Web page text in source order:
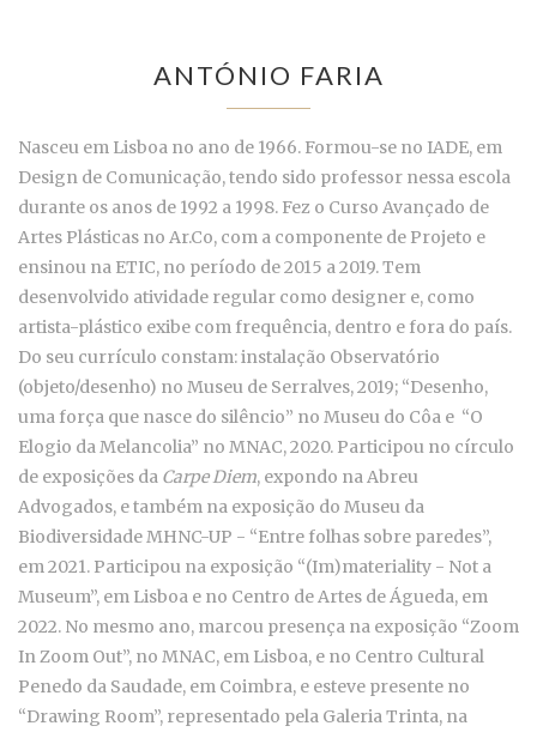
ANTÓNIO FARIA
Nasceu em Lisboa no ano de 1966. Formou-se no IADE, em
Design de Comunicação, tendo sido professor nessa escola
durante os anos de 1992 a 1998. Fez o Curso Avançado de
Artes Plásticas no Ar.Co, com a componente de Projeto e
ensinou na ETIC, no período de 2015 a 2019. Tem
desenvolvido atividade regular como designer e, como
artista-plástico exibe com frequência, dentro e fora do país.
Do seu currículo constam: instalação Observatório
(objeto/desenho) no Museu de Serralves, 2019; “Desenho,
uma força que nasce do silêncio” no Museu do Côa e “O
Elogio da Melancolia” no MNAC, 2020. Participou no círculo
de exposições da Carpe Diem, expondo na Abreu
Advogados, e também na exposição do Museu da
Biodiversidade MHNC-UP - “Entre folhas sobre paredes”,
em 2021. Participou na exposição “(Im)materiality - Not a
Museum”, em Lisboa e no Centro de Artes de Águeda, em
2022. No mesmo ano, marcou presença na exposição “Zoom
In Zoom Out”, no MNAC, em Lisboa, e no Centro Cultural
Penedo da Saudade, em Coimbra, e esteve presente no
“Drawing Room”, representado pela Galeria Trinta, na